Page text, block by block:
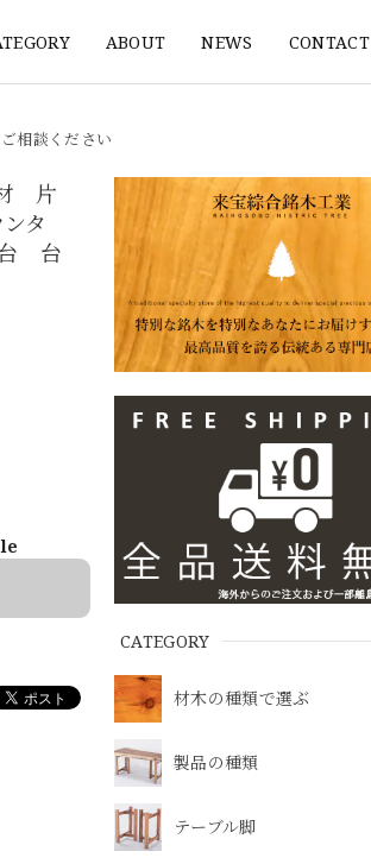
ABOUT NEWS CONTACT
相談ください
CATEGORY
材木の種類で選ぶ
製品の種類
テーブル脚
片
タ
台